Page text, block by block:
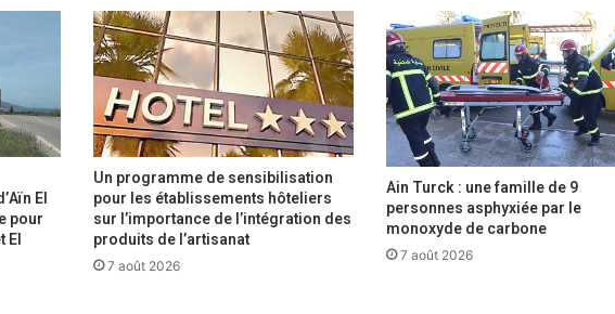
d
u
C
t
r
è
s
a
t
El
pour
El
Un programme de sensibilisation
pour les établissements hôteliers
sur l’importance de l’intégration des
produits de l’artisanat
7 août 2026
Ain Turck : une famille de 9
personnes asphyxiée par le
monoxyde de carbone
7 août 2026